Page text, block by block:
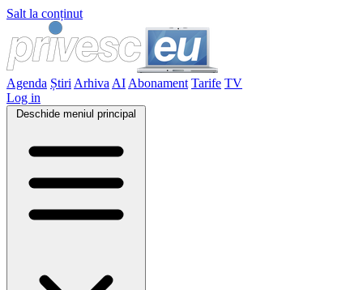
Salt la conținut
Agenda Știri Arhiva AI Abonament Tarife TV
Log in
Deschide meniul principal